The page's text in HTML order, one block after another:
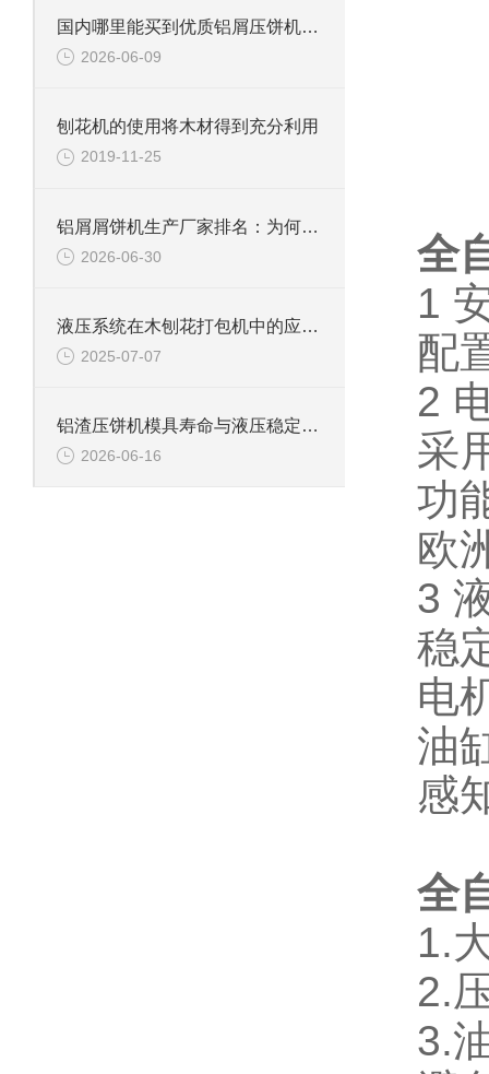
国内哪里能买到优质铝屑压饼机？这家国产品牌值得重点关注
2026-06-09
刨花机的使用将木材得到充分利用
2019-11-25
铝屑屑饼机生产厂家排名：为何恩派特成为行业之选？
2026-06-30
液压系统在木刨花打包机中的应用与维护
2025-07-07
铝渣压饼机模具寿命与液压稳定性的深度解析，为什么恩派特更耐用？
2026-06-16
全
1
配
2
采
功
欧
3
稳
电
油
感
全
1.
2.
3.